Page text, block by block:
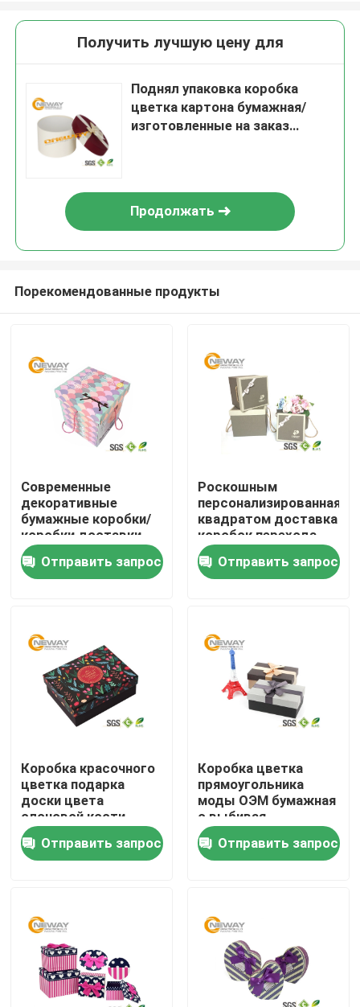
Дом
О нас
Путешествие фабрики
Свяжитесь мы
Спросите цитату
Коробки электроники упаковывая
Косметические упаковывая коробки
Получить лучшую цену для
Поднял упаковка коробка
цветка картона бумажная/
изготовленные на заказ
Продолжать
Порекомендованные продукты
Современные
декоративные
бумажные коробки/
коробки доставки
цветка с бумагой
искусства для
партии
Отправить запрос
Роскошным
персонализированная
квадратом доставка
коробок перехода
цветка розовая для
торжества
Отправить запрос
Коробка красочного
цветка подарка
доски цвета
слоновой кости
210гсм 250грам
бумажная с ясными
крышками
Отправить запрос
Коробка цветка
прямоугольника
моды ОЭМ бумажная
с выбивая
печатанием
Отправить запрос